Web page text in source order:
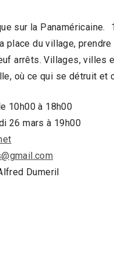
sur la Panaméricaine.
place du village,
arrêts. Villages, villes
où ce qui se détruit et
10h00 à 18h00
26 mars à 19h00
Dumeril